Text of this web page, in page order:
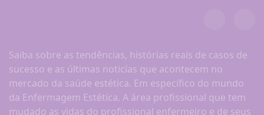
Saiba sobre as tendências, histórias reais de casos de
sucesso e as últimas noticías que acontecem no
mercado da saúde estética. Em específico do mundo
da Enfermagem Estética. A área profissional que tem
mudado as vidas do profissional enfermeiro e de seus